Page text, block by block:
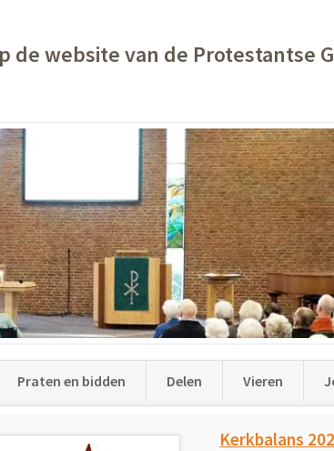
de website van de Protestantse
Praten en bidden Delen Vieren
Kerkbalans